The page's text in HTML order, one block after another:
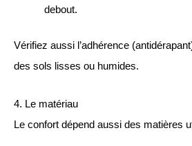
debout.
Vérifiez aussi l’adhérence
des sols lisses ou humides.
4. Le matériau
Le confort dépend aussi des matières